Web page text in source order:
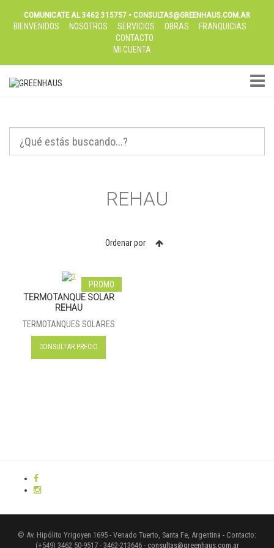
COMUNICATE AL 3462 315757 • CONSULTAS@GREENHAUS.COM.AR
BIENVENIDOS NOSOTROS SERVICIOS OBRAS
FRANQUICIAS
CONTACTO
MI CUENTA
REHAU
Ordenar por
PROMO
TERMOTANQUE SOLAR
REHAU
TERMOTANQUES SOLARES
CONSULTAR PRECIO
© Av. Hipólito Yrigoyen 1695 - Venado Tuerto, Santa Fe, Argentina - Contacto:
(+549) 3462 50-9517 - 3462-213646 - consultas@greenhaus.com.ar